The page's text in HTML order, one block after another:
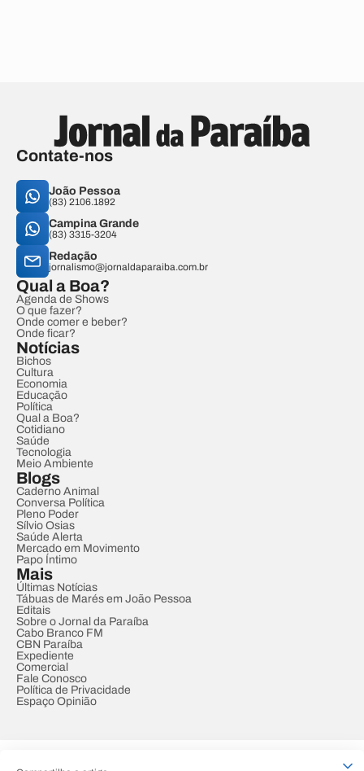
Contate-nos
João Pessoa
(83) 2106.1892
Campina Grande
(83) 3315-3204
Redação
jornalismo@jornaldaparaiba.com.br
Qual a Boa?
Agenda de Shows
O que fazer?
Onde comer e beber?
Onde ficar?
Notícias
Bichos
Cultura
Economia
Educação
Política
Qual a Boa?
Cotidiano
Saúde
Tecnologia
Meio Ambiente
Blogs
Caderno Animal
Conversa Política
Pleno Poder
Sílvio Osias
Saúde Alerta
Mercado em Movimento
Papo Íntimo
Mais
Últimas Notícias
Tábuas de Marés em João Pessoa
Editais
Sobre o Jornal da Paraíba
Cabo Branco FM
CBN Paraíba
Expediente
Comercial
Fale Conosco
Política de Privacidade
Espaço Opinião